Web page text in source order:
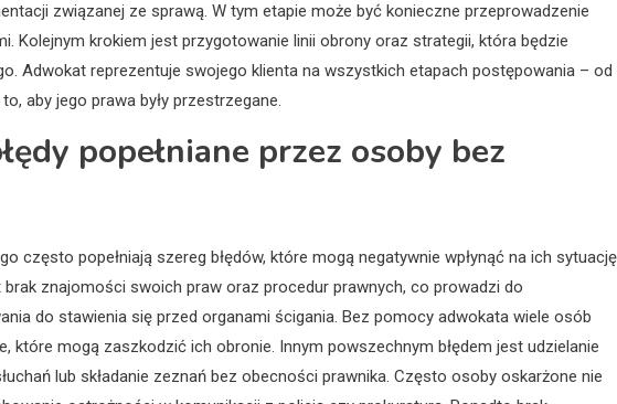
związanej ze sprawą. W tym etapie może być konieczne przeprowadzenie
Kolejnym krokiem jest przygotowanie linii obrony oraz strategii, która będzie
Adwokat reprezentuje swojego klienta na wszystkich etapach postępowania – od
aby jego prawa były przestrzegane.
popełniane przez osoby bez
często popełniają szereg błędów, które mogą negatywnie wpłynąć na ich sytuację
znajomości swoich praw oraz procedur prawnych, co prowadzi do
do stawienia się przed organami ścigania. Bez pomocy adwokata wiele osób
które mogą zaszkodzić ich obronie. Innym powszechnym błędem jest udzielanie
lub składanie zeznań bez obecności prawnika. Często osoby oskarżone nie